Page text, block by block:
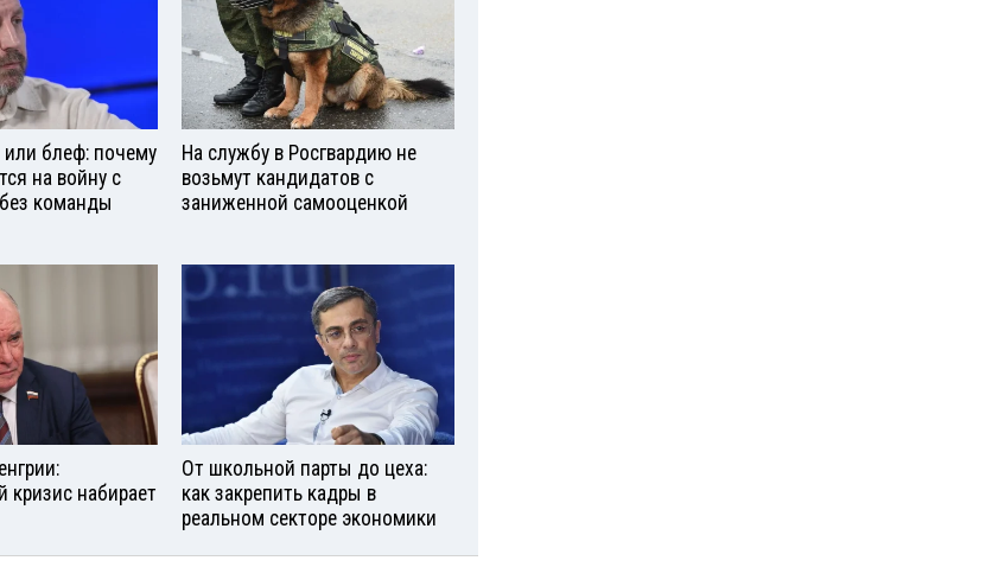
блеф: почему
на войну с
команды
На службу в Росгвардию не
возьмут кандидатов с
заниженной самооценкой
кризис набирает
От школьной парты до цеха:
как закрепить кадры в
реальном секторе экономики